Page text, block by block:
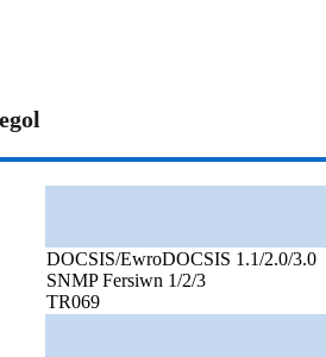
DOCSIS/EwroDOCSIS 1.1/2.0/3.0
SNMP Fersiwn 1/2/3
TR069